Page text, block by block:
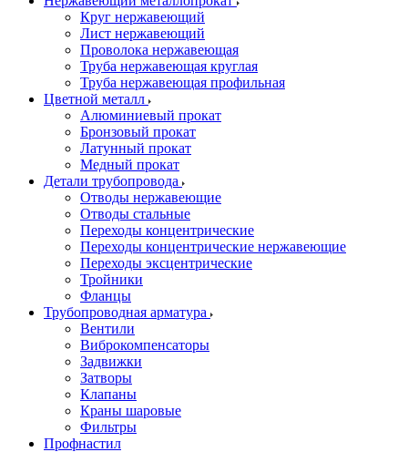
Круг нержавеющий
Лист нержавеющий
Проволока нержавеющая
Труба нержавеющая круглая
Труба нержавеющая профильная
Цветной металл
Алюминиевый прокат
Бронзовый прокат
Латунный прокат
Медный прокат
Детали трубопровода
Отводы нержавеющие
Отводы стальные
Переходы концентрические
Переходы концентрические нержавеющие
Переходы эксцентрические
Тройники
Фланцы
Трубопроводная арматура
Вентили
Виброкомпенсаторы
Задвижки
Затворы
Клапаны
Краны шаровые
Фильтры
Профнастил